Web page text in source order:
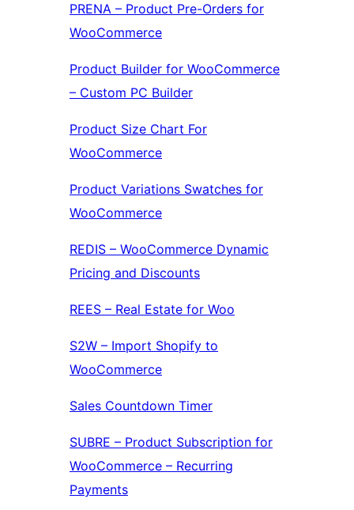
PRENA – Product Pre-Orders for
WooCommerce
Product Builder for WooCommerce
– Custom PC Builder
Product Size Chart For
WooCommerce
Product Variations Swatches for
WooCommerce
REDIS – WooCommerce Dynamic
Pricing and Discounts
REES – Real Estate for Woo
S2W – Import Shopify to
WooCommerce
Sales Countdown Timer
SUBRE – Product Subscription for
WooCommerce – Recurring
Payments